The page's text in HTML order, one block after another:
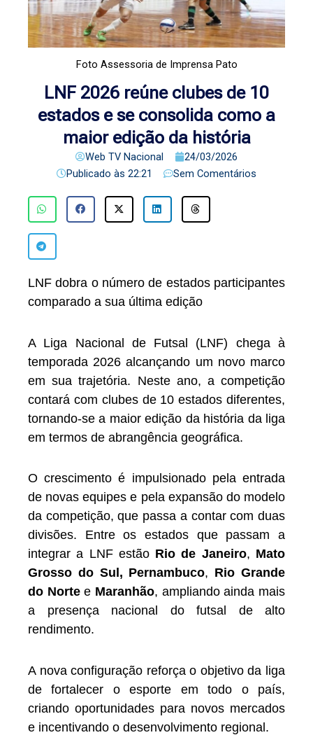
Foto Assessoria de Imprensa Pato
LNF 2026 reúne clubes de 10
estados e se consolida como a
maior edição da história
Web TV Nacional
24/03/2026
Publicado às 22:21 Sem Comentários
LNF dobra o número de estados participantes
comparado a sua última edição
A Liga Nacional de Futsal (LNF) chega à
temporada 2026 alcançando um novo marco
em sua trajetória. Neste ano, a competição
contará com clubes de 10 estados diferentes,
tornando-se a maior edição da história da liga
em termos de abrangência geográfica.
O crescimento é impulsionado pela entrada
de novas equipes e pela expansão do modelo
da competição, que passa a contar com duas
divisões. Entre os estados que passam a
integrar a LNF estãoRio de Janeiro, Mato
Grosso do Sul, Pernambuco, Rio Grande
do Nortee Maranhão, ampliando ainda mais
a presença nacional do futsal de alto
rendimento.
A nova configuração reforça o objetivo da liga
de fortalecer o esporte em todo o país,
criando oportunidades para novos mercados
e incentivando o desenvolvimento regional.